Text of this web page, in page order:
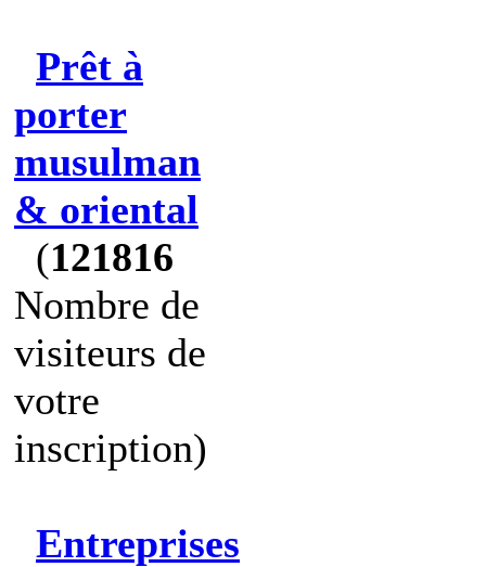
Prêt à
porter
musulman
& oriental
(121816
Nombre de
visiteurs de
votre
inscription)
Entreprises